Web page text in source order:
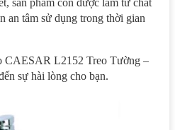
sản phẩm còn được làm từ chất
an tâm sử dụng trong thời gian
CAESAR L2152 Treo Tường –
sự hài lòng cho bạn.